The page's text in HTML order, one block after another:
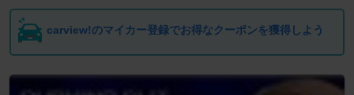
carview!のマイカー登録でお得なクーポンを獲得しよう